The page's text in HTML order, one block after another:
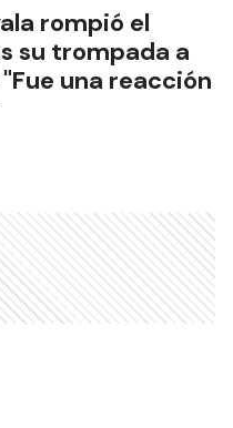
rompió el
su trompada a
una reacción